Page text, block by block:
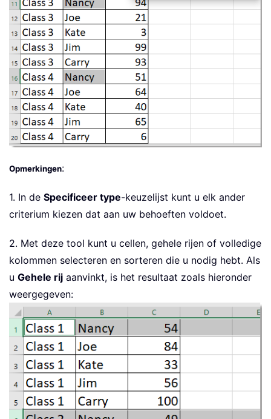
Opmerkingen:
1. In de Specificeer type-keuzelijst kunt u elk ander
criterium kiezen dat aan uw behoeften voldoet.
2. Met deze tool kunt u cellen, gehele rijen of volledige
kolommen selecteren en sorteren die u nodig hebt. Als
u Gehele rij aanvinkt, is het resultaat zoals hieronder
weergegeven: